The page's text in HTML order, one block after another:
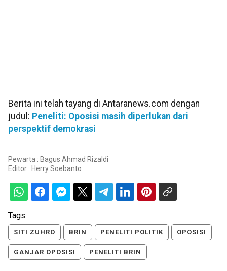
Berita ini telah tayang di Antaranews.com dengan
judul: Peneliti: Oposisi masih diperlukan dari
perspektif demokrasi
Pewarta : Bagus Ahmad Rizaldi
Editor : Herry Soebanto
Tags:
SITI ZUHRO BRIN PENELITI POLITIK OPOSISI
GANJAR OPOSISI PENELITI BRIN